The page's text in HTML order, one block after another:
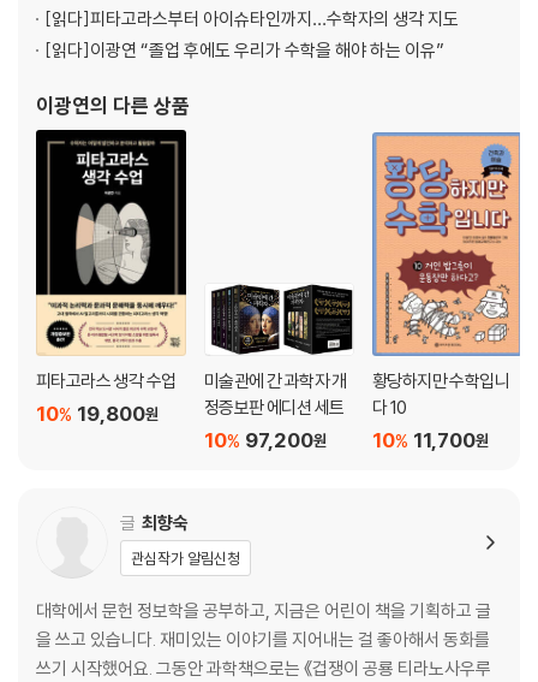
08 자전거에 뭐가 빠졌을까?
- 수학을 장착한 자전거
09 네가 어디 있는지 나는 다 알아!
- 위치는 수학이 잘 찾아!
10 우주는 어떤 모양일까?
- 우주 탐험가, 수학!
[읽다]피타고라스부터 아이슈타인까지…수학자의 생각 지도
[읽다]이광연 “졸업 후에도 우리가 수학을 해야 하는 이유”
이광연의 다른 상품
피타고라스 생각 수업
19,800원
10%
미술관에 간 과학자 개
정증보판 에디션 세트
97,200원
10%
황당하지만 수학입니
다 10
11,700원
10%
글 최향숙
관심작가 알림신청
대학에서 문헌 정보학을 공부하고, 지금은 어린이 책을 기획하고 글
을 쓰고 있습니다. 재미있는 이야기를 지어내는 걸 좋아해서 동화를
쓰기 시작했어요. 그동안 과학책으로는 《겁쟁이 공룡 티라노사우루